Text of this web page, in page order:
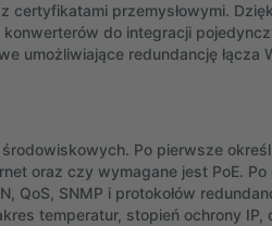
przemysłowymi.
do integracji
umożliwiające redundancję łącza
Po pierwsze
oraz czy wymagane jest PoE. Po
SNMP i protokołów
temperatur, stopień ochrony IP,